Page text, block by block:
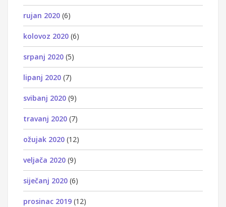
rujan 2020 (6)
kolovoz 2020 (6)
srpanj 2020 (5)
lipanj 2020 (7)
svibanj 2020 (9)
travanj 2020 (7)
ožujak 2020 (12)
veljača 2020 (9)
siječanj 2020 (6)
prosinac 2019 (12)